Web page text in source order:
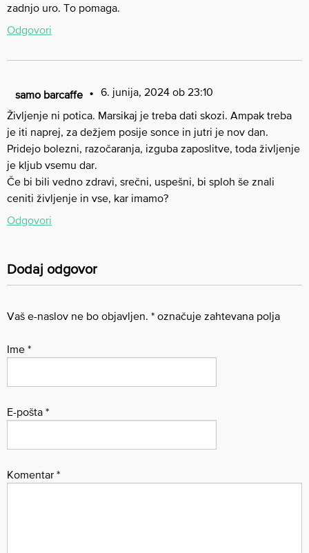
zadnjo uro. To pomaga.
Odgovori
samo barcaffe
6. junija, 2024 ob 23:10
Življenje ni potica. Marsikaj je treba dati skozi. Ampak treba
je iti naprej, za dežjem posije sonce in jutri je nov dan.
Pridejo bolezni, razočaranja, izguba zaposlitve, toda življenje
je kljub vsemu dar.
Če bi bili vedno zdravi, srečni, uspešni, bi sploh še znali
ceniti življenje in vse, kar imamo?
Odgovori
Dodaj odgovor
Vaš e-naslov ne bo objavljen. * označuje zahtevana polja
Ime *
E-pošta *
Komentar *